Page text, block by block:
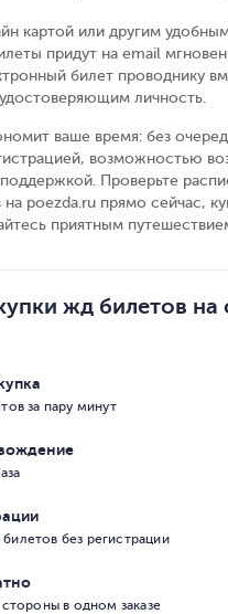
картой или другим
придут на email
билет проводнику
личность.
ваше время: без
возможностью
Проверьте
poezda.ru прямо сейчас,
приятным
жд билетов на
за пару минут
без регистрации
в одном заказе